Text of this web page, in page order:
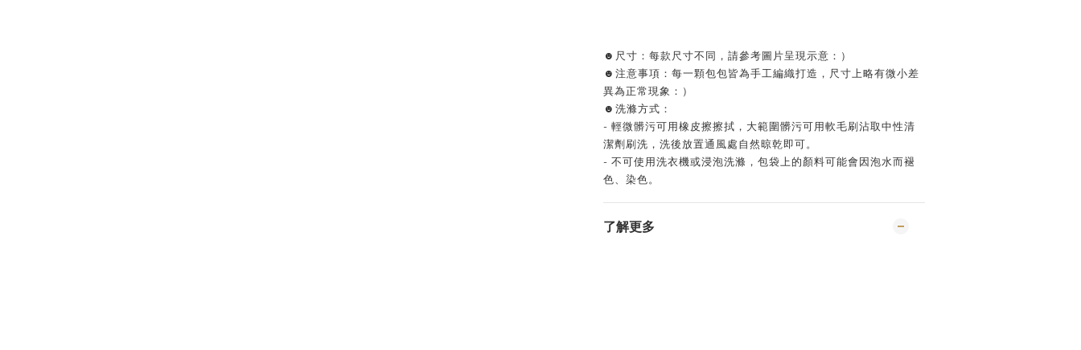
☻尺寸：每款尺寸不同，請參考圖片呈現示意：）
☻注意事項：每一顆包包皆為手工編織打造，尺寸上略有微小差
異為正常現象：）
☻洗滌方式：
- 輕微髒污可用橡皮擦擦拭，大範圍髒污可用軟毛刷沾取中性清
潔劑刷洗，洗後放置通風處自然晾乾即可。
- 不可使用洗衣機或浸泡洗滌，包袋上的顏料可能會因泡水而褪
色、染色。
了解更多